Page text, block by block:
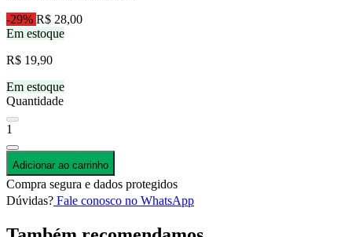
-29% R$ 28,00
Em estoque
R$ 19,90
Em estoque
Quantidade
1
Adicionar ao carrinho
Compra segura e dados protegidos
Dúvidas? Fale conosco no WhatsApp